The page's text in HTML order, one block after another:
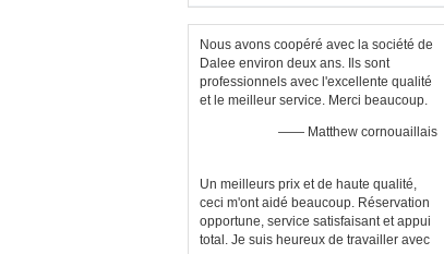
1.27mm d'en-tête de Pin
Nous avons coopéré avec la société de
Dalee environ deux ans. Ils sont
professionnels avec l'excellente qualité
et le meilleur service. Merci beaucoup.
—— Matthew cornouaillais
Un meilleurs prix et de haute qualité,
ceci m'ont aidé beaucoup. Réservation
opportune, service satisfaisant et appui
total. Je suis heureux de travailler avec